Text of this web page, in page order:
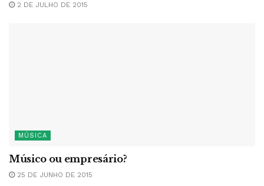
2 DE JULHO DE 2015
MÚSICA
Músico ou empresário?
25 DE JUNHO DE 2015